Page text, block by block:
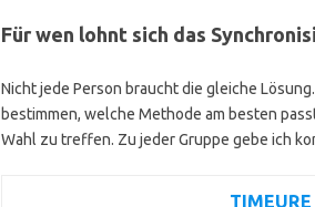
Für wen lohnt sich das
Nicht jede Person braucht die gleiche
bestimmen, welche Methode am besten
Wahl zu treffen. Zu jeder Gruppe gebe ich